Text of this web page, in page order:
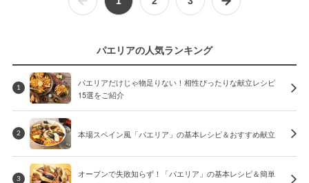
パエリアの人気ランキング
1
パエリアだけじゃ物足りない！相性ぴったりな献立レシピ
15選をご紹介
2 本場スペイン風「パエリア」の基本レシピ＆おすすめ献立
3
オーブンで失敗知らず！「パエリア」の基本レシピ＆簡単